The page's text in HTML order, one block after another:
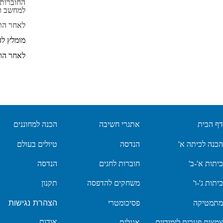
למחשב
לאחר
מומלץ
לאחר
דף הבית
הכנה לכיתה א'
כיתות א'-ב'
כיתות ג'-ו'
מתמטיקה
אתגרי חשיבה
הנדסה
חוברות לחגים
משחקים להדפסה
פסיכומטרי
הכנה למחוננים
טיולים בעולם
הנדסה
תקנון
הצהרת נגישות